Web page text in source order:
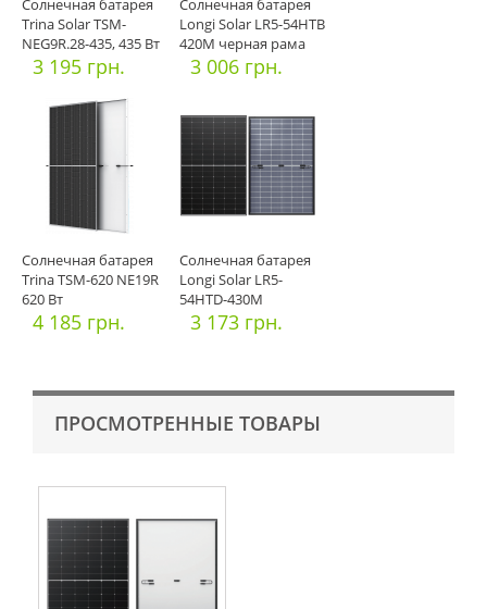
Солнечная батарея
Trina Solar TSM-
NEG9R.28-435, 435 Вт
3 195 грн.
Солнечная батарея
Longi Solar LR5-54HTB
420M черная рама
3 006 грн.
Солнечная батарея
Trina TSM-620 NE19R
620 Вт
4 185 грн.
Солнечная батарея
Longi Solar LR5-
54HTD-430M
3 173 грн.
ПРОСМОТРЕННЫЕ ТОВАРЫ